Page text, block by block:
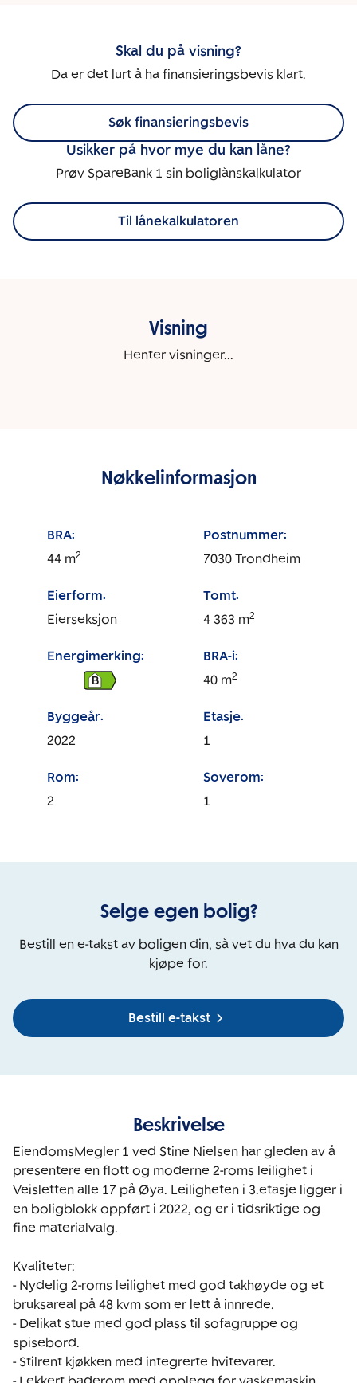
Skal du på visning?
Da er det lurt å ha finansieringsbevis klart.
Søk finansieringsbevis
Usikker på hvor mye du kan låne?
Prøv SpareBank 1 sin boliglånskalkulator
Til lånekalkulatoren
Visning
Henter visninger...
Nøkkelinformasjon
BRA:
44 m2
Postnummer:
7030 Trondheim
Eierform:
Eierseksjon
Tomt:
4 363 m2
Energimerking:
B
BRA-i:
40 m2
Byggeår:
2022
Etasje:
1
Rom:
2
Soverom:
1
Selge egen bolig?
Bestill en e-takst av boligen din, så vet du hva du kan
kjøpe for.
Bestill e-takst
Beskrivelse
EiendomsMegler 1 ved Stine Nielsen har gleden av å
presentere en flott og moderne 2-roms leilighet i
Veisletten alle 17 på Øya. Leiligheten i 3.etasje ligger i
en boligblokk oppført i 2022, og er i tidsriktige og
fine materialvalg.
Kvaliteter:
- Nydelig 2-roms leilighet med god takhøyde og et
bruksareal på 48 kvm som er lett å innrede.
- Delikat stue med god plass til sofagruppe og
spisebord.
- Stilrent kjøkken med integrerte hvitevarer.